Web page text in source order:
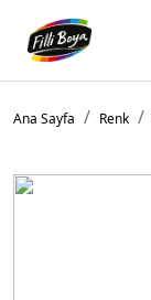
Ana Sayfa Renk